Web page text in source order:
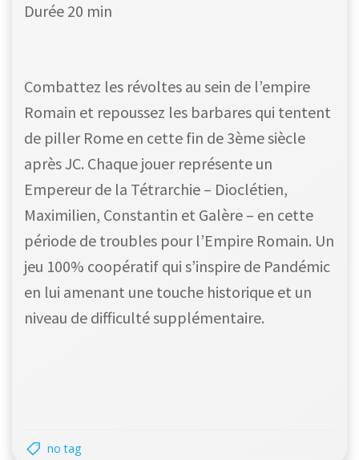
Durée 20 min
Combattez les révoltes au sein de l’empire
Romain et repoussez les barbares qui tentent
de piller Rome en cette fin de 3ème siècle
après JC. Chaque jouer représente un
Empereur de la Tétrarchie – Dioclétien,
Maximilien, Constantin et Galère – en cette
période de troubles pour l’Empire Romain. Un
jeu 100% coopératif qui s’inspire de Pandémic
en lui amenant une touche historique et un
niveau de difficulté supplémentaire.
no tag